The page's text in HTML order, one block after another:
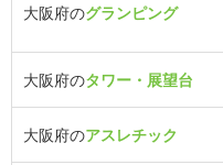
大阪府のグランピング
大阪府のタワー・展望台
大阪府のアスレチック